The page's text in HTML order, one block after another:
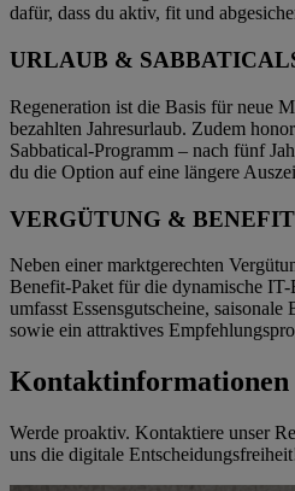
dafür, dass du aktiv, fit und
URLAUB &
Regeneration ist die Basis für neue
bezahlten Jahresurlaub. Zudem
Sabbatical-Programm – nach fünf
du die Option auf eine längere
VERGÜTUNG &
Neben einer marktgerechten
Benefit-Paket für die dynamische
umfasst Essensgutscheine,
sowie ein attraktives
Kontaktinformationen
Werde proaktiv. Kontaktiere unser
uns die digitale